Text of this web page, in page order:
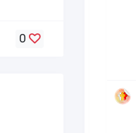
0